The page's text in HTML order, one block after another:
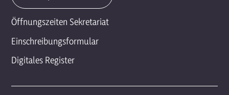
Öffnungszeiten Sekretariat
Einschreibungsformular
Digitales Register